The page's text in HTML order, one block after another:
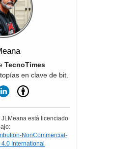
TecnoTimes
en clave de bit.
JLMeana está licenciado
NonCommercial-
International